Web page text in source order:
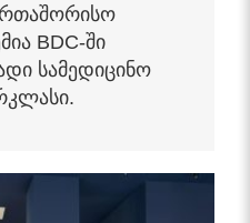
BDC-ში
სამედიცინო